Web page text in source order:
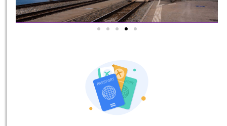
שאסור לכם לפספס!
לחצו פה!